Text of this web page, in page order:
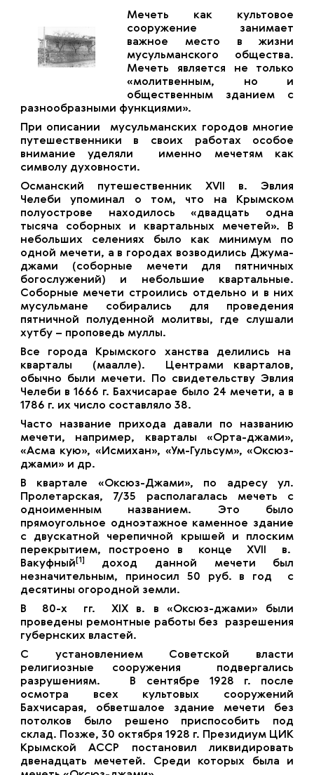
Мечеть как культовое
сооружение занимает
важное место в жизни
мусульманского общества.
Мечеть является не только
«молитвенным, но и
общественным зданием с
разнообразными функциями».
При описании мусульманских городов многие
путешественники в своих работах особое
внимание уделяли именно мечетям как
символу духовности.
Османский путешественник XVII в. Эвлия
Челеби упоминал о том, что на Крымском
полуострове находилось «двадцать одна
тысяча соборных и квартальных мечетей». В
небольших селениях было как минимум по
одной мечети, а в городах возводились Джума-
джами (соборные мечети для пятничных
богослужений) и небольшие квартальные.
Соборные мечети строились отдельно и в них
мусульмане собирались для проведения
пятничной полуденной молитвы, где слушали
хутбу – проповедь муллы.
Все города Крымского ханства делились на
кварталы (маалле). Центрами кварталов,
обычно были мечети. По свидетельству Эвлия
Челеби в 1666 г. Бахчисарае было 24 мечети, а в
1786 г. их число составляло 38.
Часто название прихода давали по названию
мечети, например, кварталы «Орта-джами»,
«Асма кую», «Исмихан», «Ум-Гульсум», «Оксюз-
джами» и др.
В квартале «Оксюз-Джами», по адресу ул.
Пролетарская, 7/35 располагалась мечеть с
одноименным названием. Это было
прямоугольное одноэтажное каменное здание
с двускатной черепичной крышей и плоским
перекрытием, построено в конце ХVII в.
Вакуфный [1]
доход данной мечети был
незначительным, приносил 50 руб. в год с
десятины огородной земли.
В 80-х гг. ХIХ в. в «Оксюз-джами» были
проведены ремонтные работы без разрешения
губернских властей.
С установлением Советской власти
религиозные сооружения подвергались
разрушениям. В сентябре 1928 г. после
осмотра всех культовых сооружений
Бахчисарая, обветшалое здание мечети без
потолков было решено приспособить под
склад. Позже, 30 октября 1928 г. Президиум ЦИК
Крымской АССР постановил ликвидировать
двенадцать мечетей. Среди которых была и